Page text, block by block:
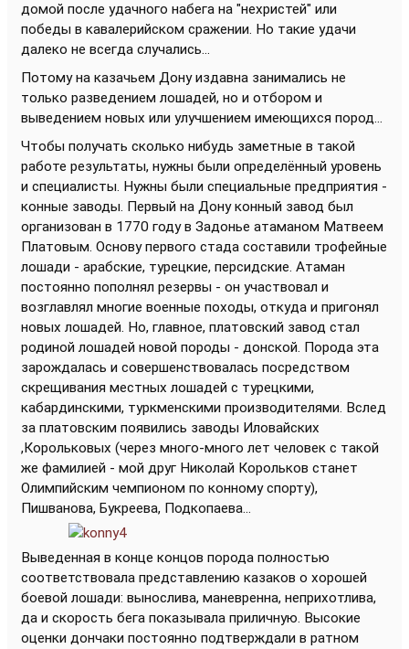
домой после удачного набега на "нехристей" или
победы в кавалерийском сражении. Но такие удачи
далеко не всегда случались...
Потому на казачьем Дону издавна занимались не
только разведением лошадей, но и отбором и
выведением новых или улучшением имеющихся пород...
Чтобы получать сколько нибудь заметные в такой
работе результаты, нужны были определённый уровень
и специалисты. Нужны были специальные предприятия -
конные заводы. Первый на Дону конный завод был
организован в 1770 году в Задонье атаманом Матвеем
Платовым. Основу первого стада составили трофейные
лошади - арабские, турецкие, персидские. Атаман
постоянно пополнял резервы - он участвовал и
возглавлял многие военные походы, откуда и пригонял
новых лошадей. Но, главное, платовский завод стал
родиной лошадей новой породы - донской. Порода эта
зарождалась и совершенствовалась посредством
скрещивания местных лошадей с турецкими,
кабардинскими, туркменскими производителями. Вслед
за платовским появились заводы Иловайских
,Корольковых (через много-много лет человек с такой
же фамилией - мой друг Николай Корольков станет
Олимпийским чемпионом по конному спорту),
Пишванова, Букреева, Подкопаева...
Выведенная в конце концов порода полностью
соответствовала представлению казаков о хорошей
боевой лошади: вынослива, маневренна, неприхотлива,
да и скорость бега показывала приличную. Высокие
оценки дончаки постоянно подтверждали в ратном